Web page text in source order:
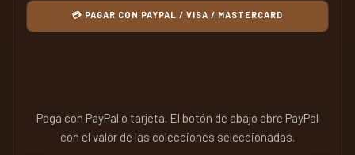
💳 PAGAR CON PAYPAL / VISA / MASTERCARD
Paga con PayPal o tarjeta. El botón de abajo abre PayPal
con el valor de las colecciones seleccionadas.